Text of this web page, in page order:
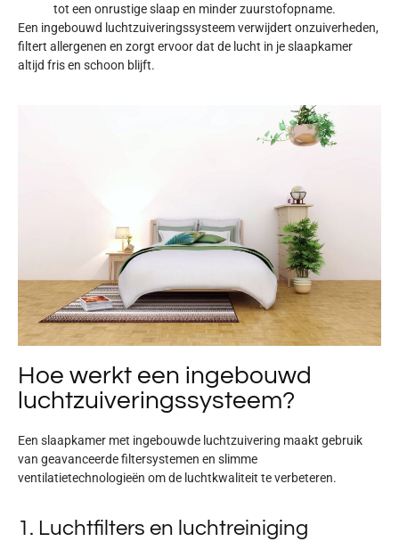
tot een onrustige slaap en minder zuurstofopname.
Een ingebouwd luchtzuiveringssysteemverwijdert onzuiverheden,
filtert allergenen en zorgt ervoor dat de lucht in je slaapkamer
altijd fris en schoon blijft.
Hoe werkt een ingebouwd
luchtzuiveringssysteem?
Een slaapkamer met ingebouwde luchtzuivering maakt gebruik
van geavanceerde filtersystemen en slimme
ventilatietechnologieën om de luchtkwaliteit te verbeteren.
1. Luchtfilters en luchtreiniging